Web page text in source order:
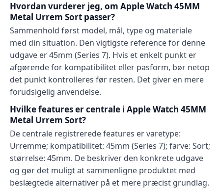
Hvordan vurderer jeg, om Apple Watch 45MM
Metal Urrem Sort passer?
Sammenhold først model, mål, type og materiale
med din situation. Den vigtigste reference for denne
udgave er 45mm (Series 7). Hvis et enkelt punkt er
afgørende for kompatibilitet eller pasform, bør netop
det punkt kontrolleres før resten. Det giver en mere
forudsigelig anvendelse.
Hvilke features er centrale i Apple Watch 45MM
Metal Urrem Sort?
De centrale registrerede features er varetype:
Urremme; kompatibilitet: 45mm (Series 7); farve: Sort;
størrelse: 45mm. De beskriver den konkrete udgave
og gør det muligt at sammenligne produktet med
beslægtede alternativer på et mere præcist grundlag.